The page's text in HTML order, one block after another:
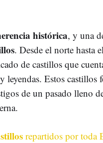
histórica, y una
. Desde el norte hasta
de castillos que
leyendas. Estos castillos
de un pasado lleno
repartidos por toda